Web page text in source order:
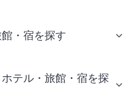
・宿を探す
テル・旅館・宿を探